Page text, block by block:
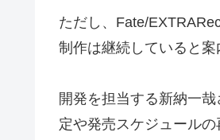
ただし、Fate/
制作は継続していると案
開発を担当する新納一
定や発売スケジュールの